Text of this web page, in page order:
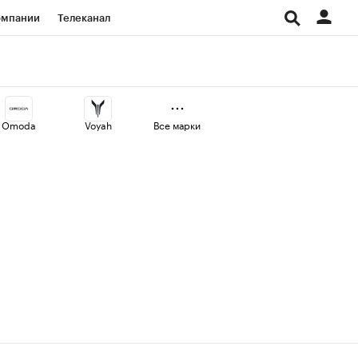
Телеканал
Проверка контрагентов
Omoda Voyah Все марки